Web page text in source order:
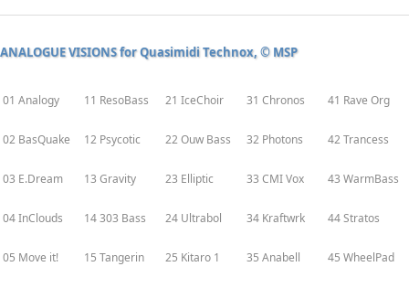
ANALOGUE VISIONS for Quasimidi Technox, © MSP
01 Analogy 11 ResoBass 21 IceChoir 31 Chronos 41 Rave Org
02 BasQuake 12 Psycotic 22 Ouw Bass 32 Photons 42 Trancess
03 E.Dream 13 Gravity 23 Elliptic 33 CMI Vox 43 WarmBass
04 InClouds 14 303 Bass 24 Ultrabol 34 Kraftwrk 44 Stratos
05 Move it! 15 Tangerin 25 Kitaro 1 35 Anabell 45 WheelPad